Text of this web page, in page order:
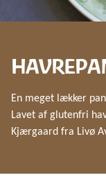
En meget lækker
Lavet af glutenfri
Kjærgaard fra Livø